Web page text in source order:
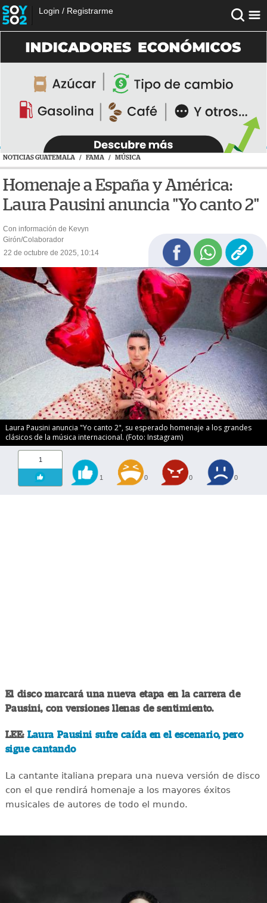
Login / Registrarme
NOTICIAS GUATEMALA / FAMA / MÚSICA
Homenaje a España y América:
Laura Pausini anuncia "Yo canto 2"
Con información de Kevyn
Girón/Colaborador
22 de octubre de 2025, 10:14
Laura Pausini anuncia "Yo canto 2", su esperado homenaje a los grandes
clásicos de la música internacional. (Foto: Instagram)
1
1 0 0 0
El disco marcará una nueva etapa en la carrera de
Pausini, con versiones llenas de sentimiento.
LEE:Laura Pausini sufre caída en el escenario, pero
sigue cantando
La cantante italiana prepara una nueva versión de disco
con el que rendirá homenaje a los mayores éxitos
musicales de autores de todo el mundo.